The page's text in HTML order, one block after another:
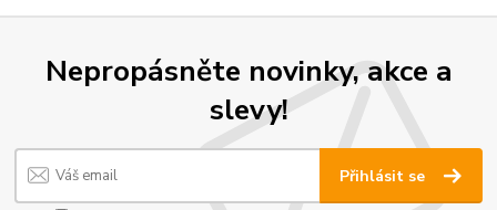
Nepropásněte novinky, akce a
slevy!
Přihlásit se